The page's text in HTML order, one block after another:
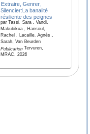
Extraire, Genrer,
Silencier:La banalité
résiliente des peignes
par Tassi, Sara , Vandi,
Makubikua , Hansoul,
Rachel , Lacaille, Agnès ,
Sarah, Van Beurden
PublicationTervuren,
MRAC, 2026